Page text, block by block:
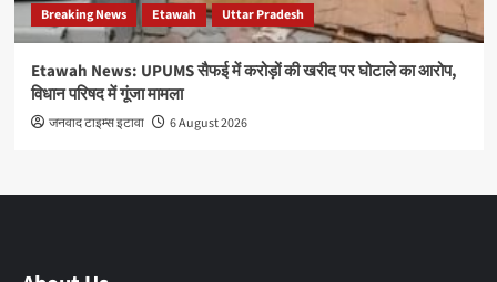
Breaking News Etawah Uttar Pradesh
Etawah News: UPUMS सैफई में करोड़ों की खरीद पर घोटाले का आरोप,
विधान परिषद में गूंजा मामला
जनवाद टाइम्स इटावा 6 August 2026